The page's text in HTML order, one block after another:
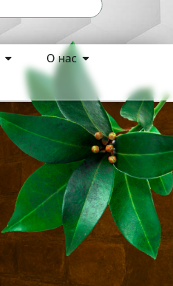
О нас